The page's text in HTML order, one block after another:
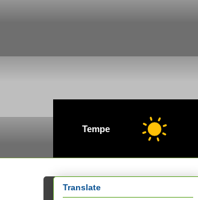
Tempe
Translate